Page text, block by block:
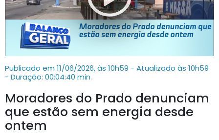
Publicado em 11/06/2026, às 10h59 - Atualizado às 10h59
- Duração: 00:04:40 min.
Moradores do Prado denunciam
que estão sem energia desde
ontem